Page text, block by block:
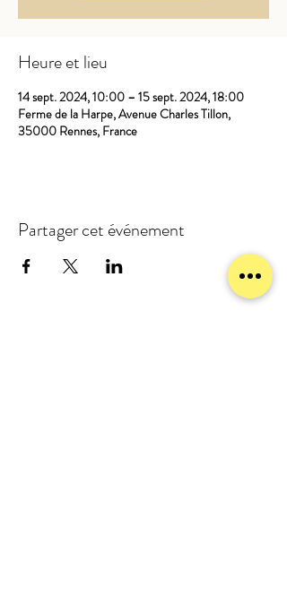
Heure et lieu
14 sept. 2024, 10:00 – 15 sept. 2024, 18:00
Ferme de la Harpe, Avenue Charles Tillon,
35000 Rennes, France
Partager cet événement